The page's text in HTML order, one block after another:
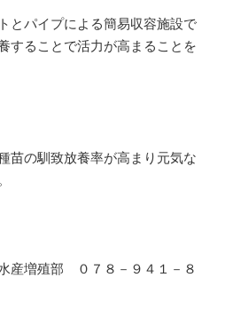
とパイプによる簡易収容施設で
することで活力が高まることを
苗の馴致放養率が高まり元気な
産増殖部 ０７８－９４１－８